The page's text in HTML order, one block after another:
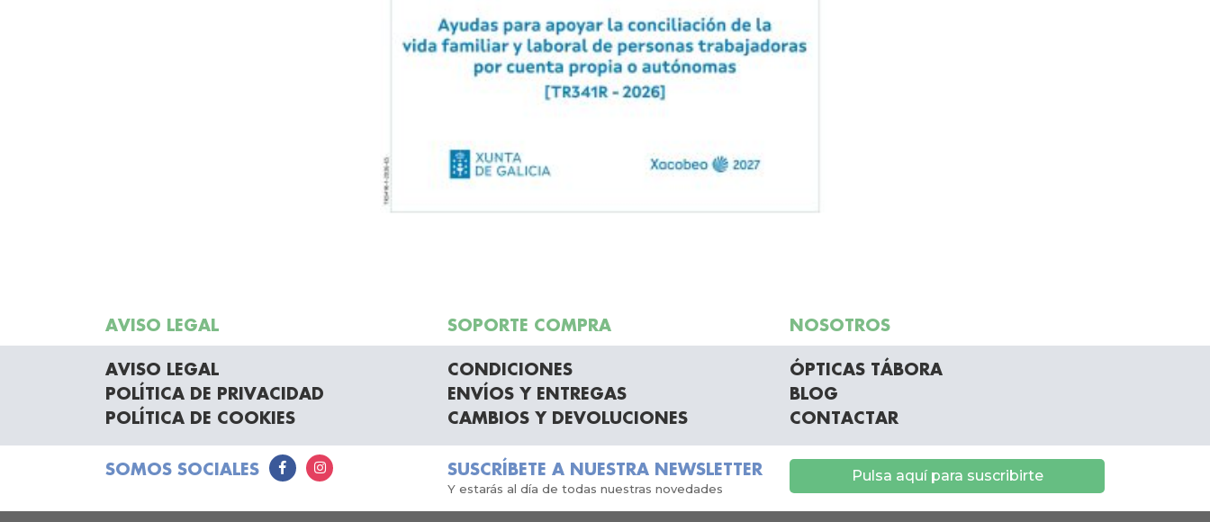
AVISO LEGAL SOPORTE COMPRA NOSOTROS
AVISO LEGAL
POLÍTICA DE PRIVACIDAD
POLÍTICA DE COOKIES
CONDICIONES
ENVÍOS Y ENTREGAS
CAMBIOS Y DEVOLUCIONES
ÓPTICAS TÁBORA
BLOG
CONTACTAR
SOMOS SOCIALES SUSCRÍBETE A NUESTRA NEWSLETTER
Y estarás al día de todas nuestras novedades
Pulsa aquí para suscribirte